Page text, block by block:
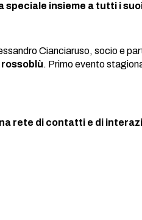
speciale insieme a tutti i
Cianciaruso, socio e
rossoblù. Primo evento
rete di contatti e di